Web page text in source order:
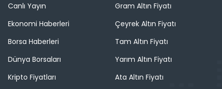
Canlı Yayın
Ekonomi Haberleri
Borsa Haberleri
Dünya Borsaları
Kripto Fiyatları
Gram Altın Fiyatı
Çeyrek Altın Fiyatı
Tam Altın Fiyatı
Yarım Altın Fiyatı
Ata Altın Fiyatı